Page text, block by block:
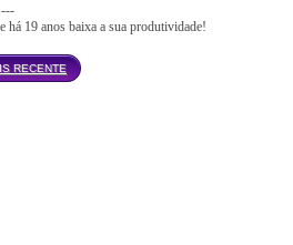
há 19 anos baixa a sua produtividade!
RECENTE